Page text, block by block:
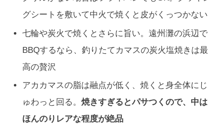
グシートを敷いて中火で焼くと皮がくっつかない
七輪や炭火で焼くとさらに旨い。遠州灘の浜辺で
BBQするなら、釣りたてカマスの炭火塩焼きは最
高の贅沢
アカカマスの脂は融点が低く、焼くと身全体にじ
ゅわっと回る。焼きすぎるとパサつくので、中は
ほんのりレアな程度が絶品